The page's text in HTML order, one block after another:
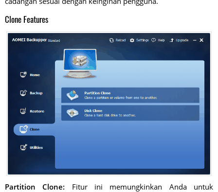
Clone Features
Partition Clone: Fitur ini memungkinkan Anda untuk